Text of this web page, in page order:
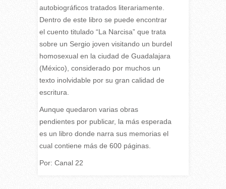
autobiográficos tratados literariamente.
Dentro de este libro se puede encontrar
el cuento titulado “La Narcisa” que trata
sobre un Sergio joven visitando un burdel
homosexual en la ciudad de Guadalajara
(México), considerado por muchos un
texto inolvidable por su gran calidad de
escritura.
Aunque quedaron varias obras
pendientes por publicar, la más esperada
es un libro donde narra sus memorias el
cual contiene más de 600 páginas.
Por: Canal 22